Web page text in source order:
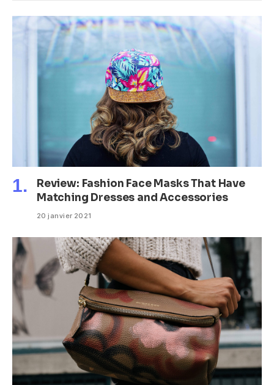
Review: Fashion Face Masks That Have
Matching Dresses and Accessories
20 janvier 2021